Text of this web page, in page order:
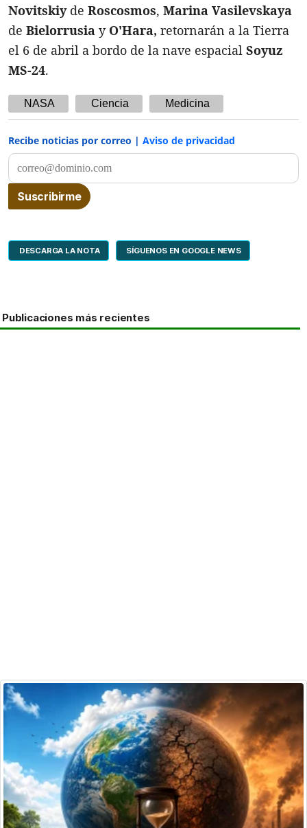
Novitskiyde Roscosmos, Marina Vasilevskaya
de Bielorrusia y O'Hara, retornarán a la Tierra
el 6 de abril a bordo de la nave espacial Soyuz
MS-24.
NASA Ciencia Medicina
Recibe noticias por correo | Aviso de privacidad
DESCARGA LA NOTA SÍGUENOS EN GOOGLE NEWS
Publicaciones más recientes